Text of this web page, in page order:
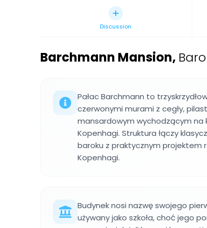
Discussion
Barchmann Mansion,
Pałac Barchmann to
czerwonymi murami z cegły,
mansardowym wychodzącym na
Kopenhagi. Struktura łączy
baroku z praktycznym projektem
Kopenhagi.
Budynek nosi nazwę swojego
używany jako szkoła, choć jego